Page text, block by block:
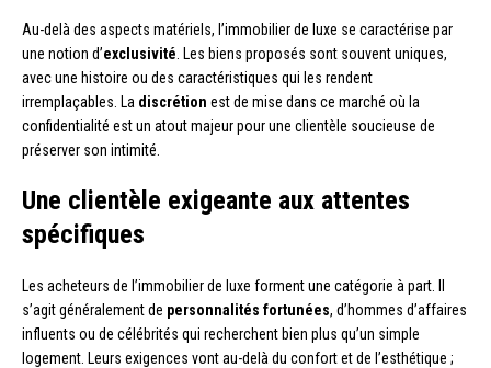
Au-delà des aspects matériels, l’immobilier de luxe se caractérise par
une notion d’exclusivité . Les biens proposés sont souvent uniques,
avec une histoire ou des caractéristiques qui les rendent
irremplaçables. La discrétion est de mise dans ce marché où la
confidentialité est un atout majeur pour une clientèle soucieuse de
préserver son intimité.
Une clientèle exigeante aux attentes
spécifiques
Les acheteurs de l’immobilier de luxe forment une catégorie à part. Il
s’agit généralement de personnalités fortunées, d’hommes d’affaires
influents ou de célébrités qui recherchent bien plus qu’un simple
logement. Leurs exigences vont au-delà du confort et de l’esthétique ;